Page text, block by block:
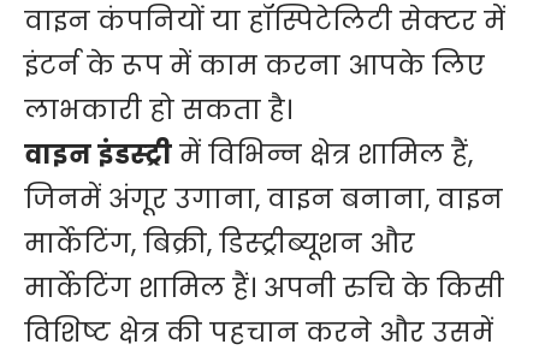
वाइन कंपनियों या हॉस्पिटेलिटी सेक्टर में
इंटर्न के रूप में काम करना आपके लिए
लाभकारी हो सकता है।
वाइन इंडस्ट्रीमें विभिन्न क्षेत्र शामिल हैं,
जिनमें अंगूर उगाना, वाइन बनाना, वाइन
मार्केटिंग, बिक्री, डिस्ट्रीब्यूशन और
मार्केटिंग शामिल हैं। अपनी रुचि के किसी
विशिष्ट क्षेत्र की पहचान करने और उसमें